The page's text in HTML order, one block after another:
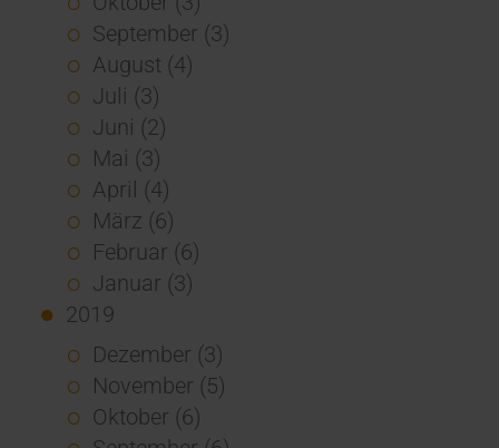
September (3)
August (4)
Juli (3)
Juni (2)
Mai (3)
April (4)
März (6)
Februar (6)
Januar (3)
2019
Dezember (3)
November (5)
Oktober (6)